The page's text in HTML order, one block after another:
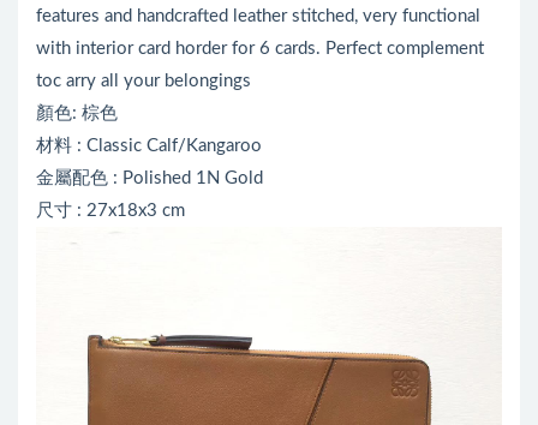
features and handcrafted leather stitched, very functional
with interior card horder for 6 cards. Perfect complement
toc arry all your belongings
顏色: 棕色
材料 : Classic Calf/Kangaroo
金屬配色 : Polished 1N Gold
尺寸 : 27x18x3 cm